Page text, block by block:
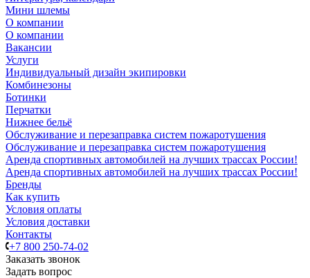
Мини шлемы
О компании
О компании
Вакансии
Услуги
Индивидуальный дизайн экипировки
Комбинезоны
Ботинки
Перчатки
Нижнее бельё
Обслуживание и перезаправка систем пожаротушения
Обслуживание и перезаправка систем пожаротушения
Аренда спортивных автомобилей на лучших трассах России!
Аренда спортивных автомобилей на лучших трассах России!
Бренды
Как купить
Условия оплаты
Условия доставки
Контакты
+7 800 250-74-02
Заказать звонок
Задать вопрос